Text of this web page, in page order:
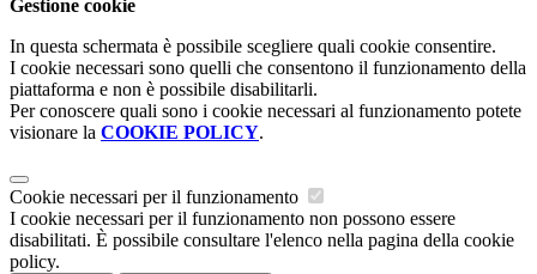
Gestione cookie
In questa schermata è possibile scegliere quali cookie consentire.
I cookie necessari sono quelli che consentono il funzionamento della
piattaforma e non è possibile disabilitarli.
Per conoscere quali sono i cookie necessari al funzionamento potete
visionare la COOKIE POLICY.
Cookie necessari per il funzionamento
I cookie necessari per il funzionamento non possono essere
disabilitati. È possibile consultare l'elenco nella pagina della cookie
policy.